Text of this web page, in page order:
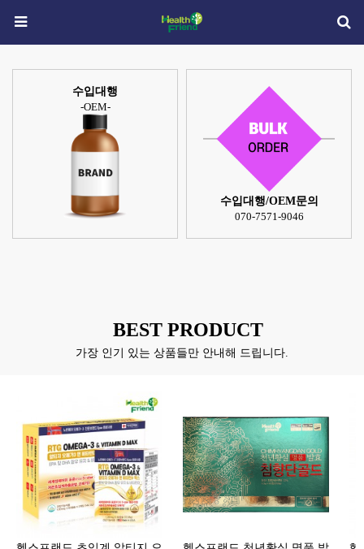
수입대행
-OEM-
수입대행/OEM문의
070-7571-9046
BEST PRODUCT
가장 인기 있는 상품들만 안내해 드립니다.